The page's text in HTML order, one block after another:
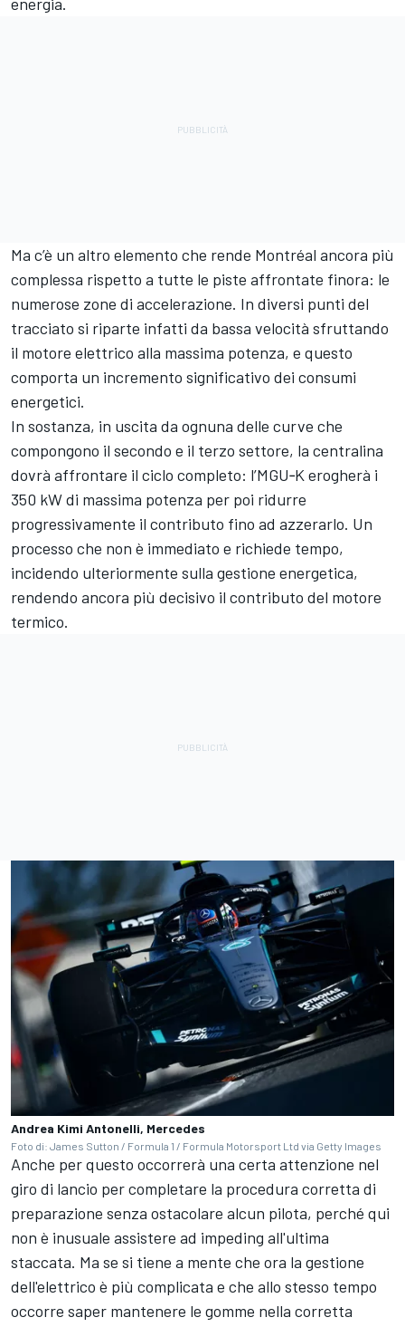
Ma c’è un altro elemento che rende Montréal ancora più
complessa rispetto a tutte le piste affrontate finora: le
numerose zone di accelerazione. In diversi punti del
tracciato si riparte infatti da bassa velocità sfruttando
il motore elettrico alla massima potenza, e questo
comporta un incremento significativo dei consumi
energetici.
In sostanza, in uscita da ognuna delle curve che
compongono il secondo e il terzo settore, la centralina
dovrà affrontare il ciclo completo: l’MGU‑K erogherà i
350 kW di massima potenza per poi ridurre
progressivamente il contributo fino ad azzerarlo. Un
processo che non è immediato e richiede tempo,
incidendo ulteriormente sulla gestione energetica,
rendendo ancora più decisivo il contributo del motore
termico.
Andrea Kimi Antonelli, Mercedes
Foto di: James Sutton / Formula 1 / Formula Motorsport Ltd via Getty Images
Anche per questo occorrerà una certa attenzione nel
giro di lancio per completare la procedura corretta di
preparazione senza ostacolare alcun pilota, perché qui
non è inusuale assistere ad impeding all'ultima
staccata. Ma se si tiene a mente che ora la gestione
dell'elettrico è più complicata e che allo stesso tempo
occorre saper mantenere le gomme nella corretta